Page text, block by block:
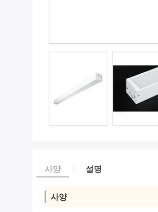
사양 설명
사양